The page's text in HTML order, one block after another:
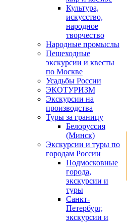
Культура,
искусство,
народное
творчество
Народные промыслы
Пешеходные
экскурсии и квесты
по Москве
Усадьбы России
ЭКОТУРИЗМ
Экскурсии на
производства
Туры за границу
Белоруссия
(Минск)
Экскурсии и туры по
городам России
Подмосковные
города,
экскурсии и
туры
Санкт-
Петербург,
экскурсии и